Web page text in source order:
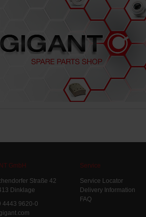
GmbH
Straße 42
Dinklage
4443 9620-0
Service
Service Locator
Delivery Information
FAQ